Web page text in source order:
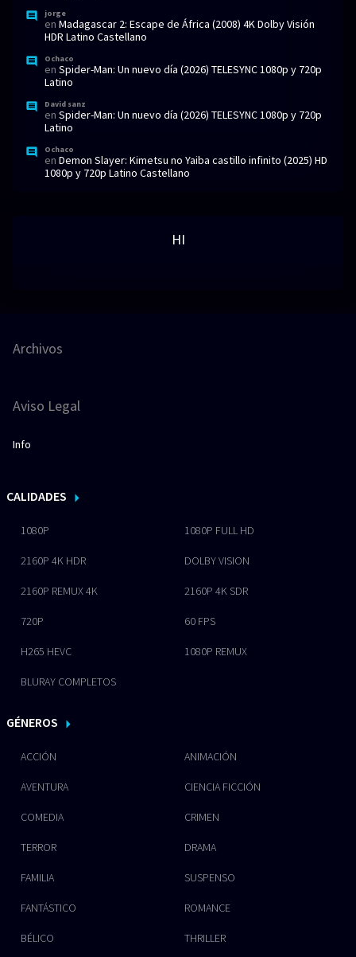
jorge
en Madagascar 2: Escape de África (2008) 4K Dolby Visión
HDR Latino Castellano
Ochaco
en Spider-Man: Un nuevo día (2026) TELESYNC 1080p y 720p
Latino
David sanz
en Spider-Man: Un nuevo día (2026) TELESYNC 1080p y 720p
Latino
Ochaco
en Demon Slayer: Kimetsu no Yaiba castillo infinito (2025) HD
1080p y 720p Latino Castellano
HI
Archivos
Aviso Legal
Info
CALIDADES
1080P 1080P FULL HD
2160P 4K HDR DOLBY VISION
2160P REMUX 4K 2160P 4K SDR
720P 60 FPS
H265 HEVC 1080P REMUX
BLURAY COMPLETOS
GÉNEROS
ACCIÓN ANIMACIÓN
AVENTURA CIENCIA FICCIÓN
COMEDIA CRIMEN
TERROR DRAMA
FAMILIA SUSPENSO
FANTÁSTICO ROMANCE
BÉLICO THRILLER